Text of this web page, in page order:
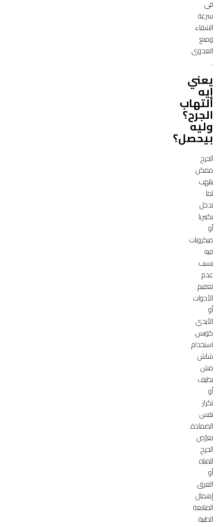
في
سرعة
الشفاء
ومنع
العدوى.
يعني
إيه
التهاب
الجرح؟
وليه
بيحصل؟
الجرح
ممكن
يلتهب
لما
تدخل
بكتيريا
أو
ميكروبات
فيه
بسبب:
عدم
تعقيم
الأدوات
أو
الأيدي
كويس.
استخدام
شاش
مش
نظيف
أو
تكرار
نفس
الضمادة.
تعرّض
الجرح
للمياه
أو
العرق.
إهمال
المتابعة
الطبية.